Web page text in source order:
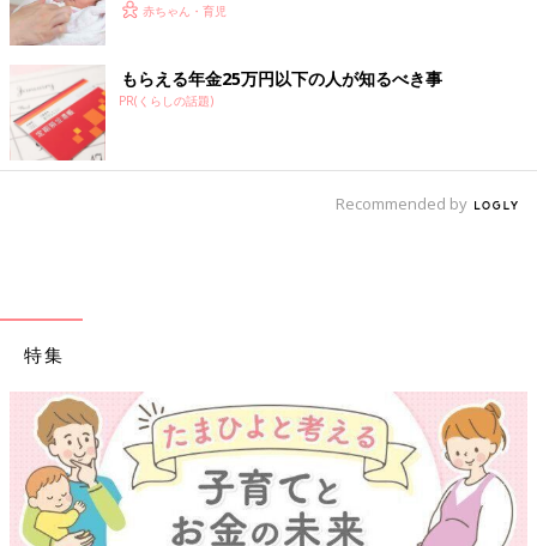
赤ちゃん・育児
もらえる年金25万円以下の人が知るべき事
PR(くらしの話題)
Recommended by
特集